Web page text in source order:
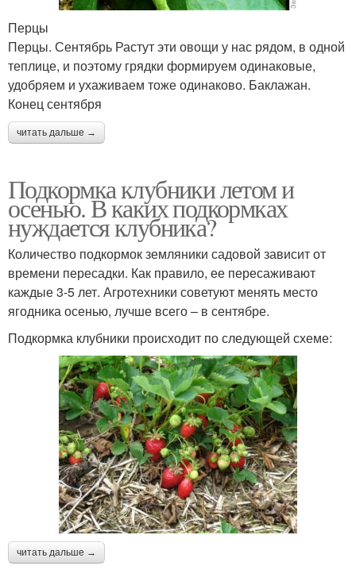
Перцы
Перцы. Сентябрь Растут эти овощи у нас рядом, в одной
теплице, и поэтому грядки формируем одинаковые,
удобряем и ухаживаем тоже одинаково. Баклажан.
Конец сентября
читать дальше →
Подкормка клубники летом и
осенью. В каких подкормках
нуждается клубника?
Количество подкормок земляники садовой зависит от
времени пересадки. Как правило, ее пересаживают
каждые 3-5 лет. Агротехники советуют менять место
ягодника осенью, лучше всего – в сентябре.
Подкормка клубники происходит по следующей схеме:
читать дальше →